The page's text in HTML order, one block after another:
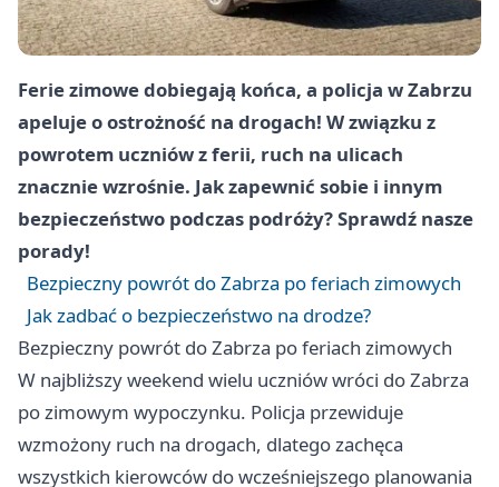
Ferie zimowe dobiegają końca, a policja w Zabrzu
apeluje o ostrożność na drogach! W związku z
powrotem uczniów z ferii, ruch na ulicach
znacznie wzrośnie. Jak zapewnić sobie i innym
bezpieczeństwo podczas podróży? Sprawdź nasze
porady!
Bezpieczny powrót do Zabrza po feriach zimowych
Jak zadbać o bezpieczeństwo na drodze?
Bezpieczny powrót do Zabrza po feriach zimowych
W najbliższy weekend wielu uczniów wróci do Zabrza
po zimowym wypoczynku. Policja przewiduje
wzmożony ruch na drogach, dlatego zachęca
wszystkich kierowców do wcześniejszego planowania